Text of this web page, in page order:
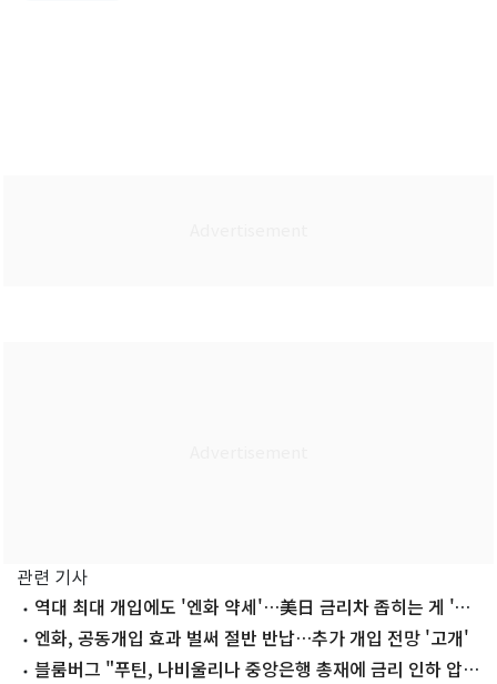
관련 기사
역대 최대 개입에도 '엔화 약세'…美日 금리차 좁히는 게 '관
건'엔화, 공동개입 효과 벌써 절반 반납…추가 개입 전망 '고개'
블룸버그 "푸틴, 나비울리나 중앙은행 총재에 금리 인하 압